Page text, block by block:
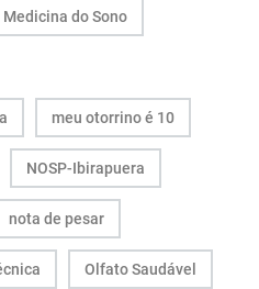
Medicina do Sono
meu otorrino é 10
NOSP-Ibirapuera
nota de pesar
Olfato Saudável